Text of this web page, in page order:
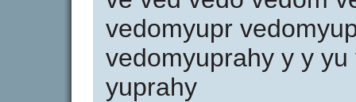
vedomyupr
vedomyuprahy y y
yuprahy